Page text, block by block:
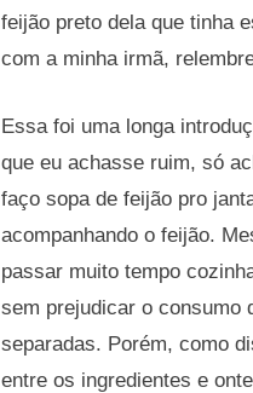
feijão preto dela que tinha
com a minha irmã,
Essa foi uma longa
que eu achasse ruim, só
faço sopa de feijão pro
acompanhando o feijão.
passar muito tempo
sem prejudicar o consumo
separadas. Porém, como
entre os ingredientes e